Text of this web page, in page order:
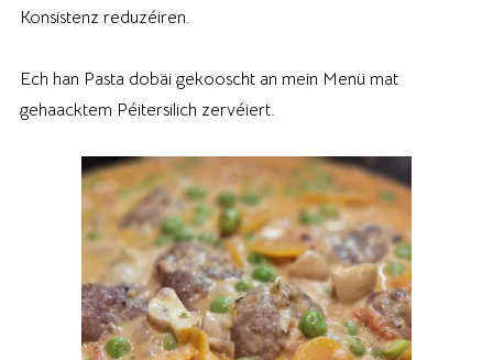
Konsistenz reduzéiren.
Ech han Pasta dobäi gekooscht an mein Menü mat
gehaacktem Péitersilich zervéiert.